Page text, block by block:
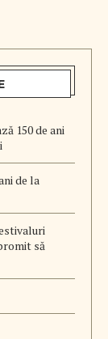
150 de ani
de la
să